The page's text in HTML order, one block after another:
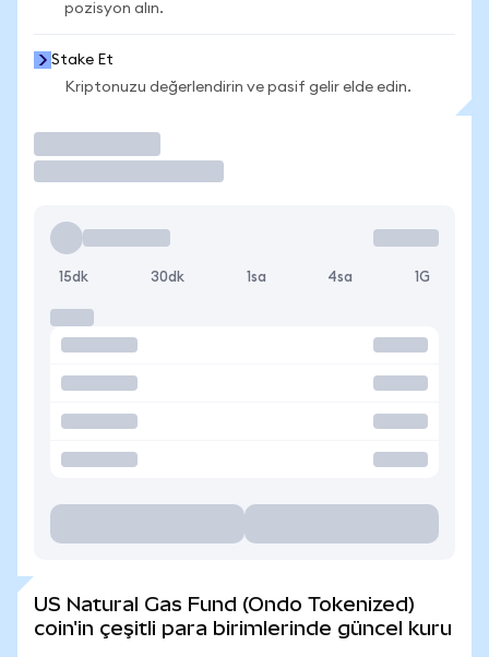
pozisyon alın.
Stake Et
Kriptonuzu değerlendirin ve pasif gelir elde edin.
15dk 30dk 1sa 4sa 1G
US Natural Gas Fund (Ondo Tokenized)
coin'in çeşitli para birimlerinde güncel kuru